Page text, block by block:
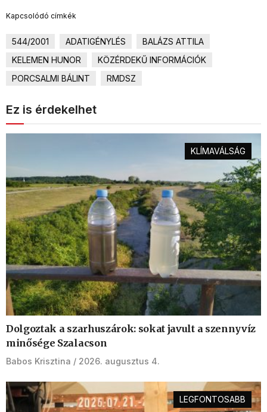
Kapcsolódó címkék
544/2001 ADATIGÉNYLÉS
BALÁZS ATTILA
KELEMEN HUNOR
KÖZÉRDEKŰ INFORMÁCIÓK
PORCSALMI BÁLINT
RMDSZ
Ez is érdekelhet
KLÍMAVÁLSÁG
Dolgoztak a szarhuszárok: sokat javult a szennyvíz
minősége Szalacson
Babos Krisztina 2026. augusztus 4.
LEGFONTOSABB